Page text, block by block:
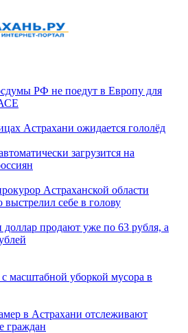
РФ не поедут в Европу для
Астрахани ожидается гололёд
загрузится на
Астраханской области
выстрелил себе в голову
продают уже по 63 рубля, а
масштабной уборкой мусора в
в Астрахани отслеживают
граждан